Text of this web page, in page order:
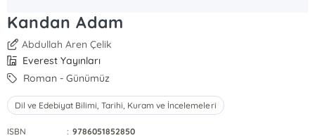
Kandan Adam
Abdullah Aren Çelik
Everest Yayınları
Roman - Günümüz
Dil ve Edebiyat Bilimi, Tarihi, Kuram ve İncelemeleri
ISBN : 9786051852850